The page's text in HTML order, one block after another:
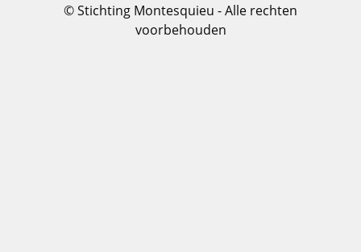
© Stichting Montesquieu - Alle rechten
voorbehouden